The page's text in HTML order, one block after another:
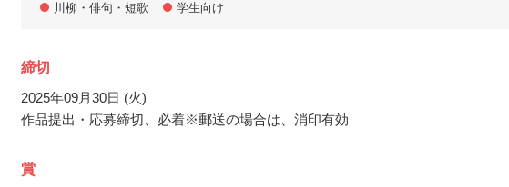
川柳・俳句・短歌 学生向け
締切
2025年09月30日 (火)
作品提出・応募締切、必着※郵送の場合は、消印有効
賞